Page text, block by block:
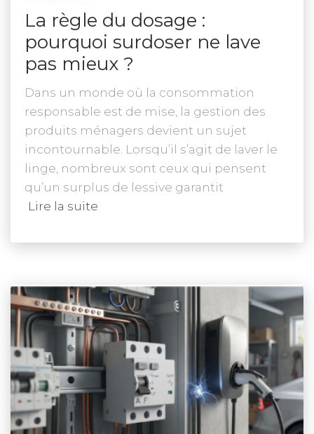
La règle du dosage :
pourquoi surdoser ne lave
pas mieux ?
Dans un monde où la consommation
responsable est de mise, la gestion des
produits ménagers devient un sujet
incontournable. Lorsqu’il s’agit de laver le
linge, nombreux sont ceux qui pensent
qu’un surplus de lessive garantit
Lire la suite